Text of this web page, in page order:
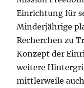
Einrichtung für
Minderjährige
Recherchen zu
Konzept der
weitere
mittlerweile